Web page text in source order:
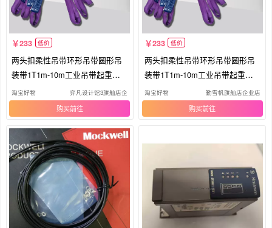
233 低价
两头扣柔性吊带环形吊带圆形吊
装带1T1m-10m工业吊带起重吊
带1TX1
淘宝好物 弈凡设计馆3旗舢店企业店
购买
233 低价
两头扣柔性吊带环形吊带圆形吊
装带1T1m-10m工业吊带起重吊
带1TX1
淘宝好物 勤雪帆旗舢店企业店
购买